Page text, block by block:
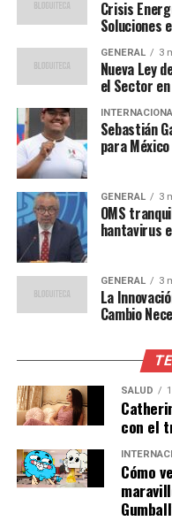
Voces desde
Yineth, una docente
espacio:
“Como
ciudadanos
muchas
en
no siempre
actuar.
para
derechos y
en la
expresó.
Por su parte, Luz
Crisis
Soluciones
GENERAL 3
Nueva Ley
el Sector
Sebastián
para México
GENERAL 3
OMS
hantavirus
GENERAL 3
La
Cambio
SALUD
con el
Cómo